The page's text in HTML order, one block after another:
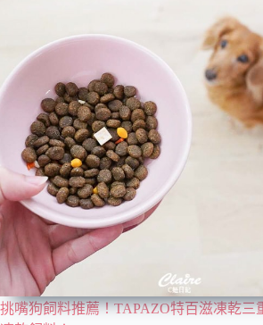
挑嘴狗飼料推薦！TAPAZO特百滋凍乾三